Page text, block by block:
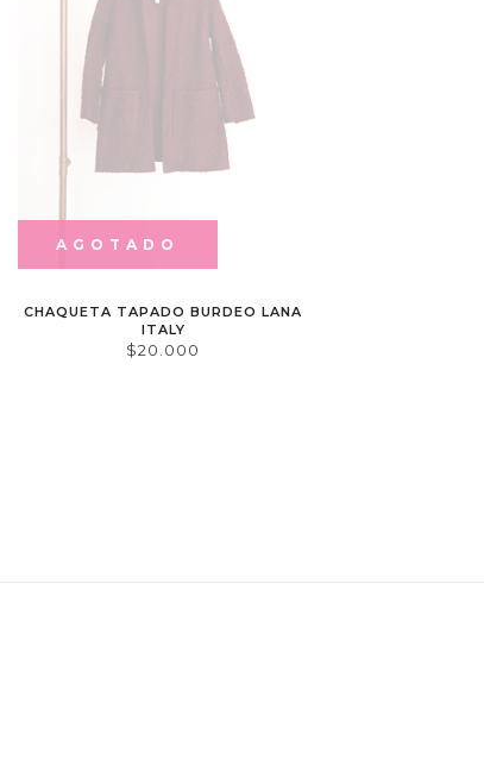
AGOTADO
CHAQUETA TAPADO BURDEO LANA
ITALY
$20.000